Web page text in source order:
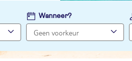
Wanneer?